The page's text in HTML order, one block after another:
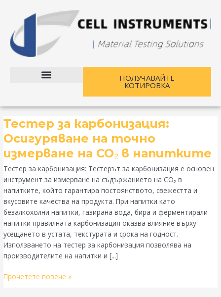
съдържанието
ПОЛУЧАВАЙТЕ
КОТИРОВКА
Тестер за карбонизация:
Осигуряване на точно
измерване на CO₂ в напитките
Тестер за карбонизация: Тестерът за карбонизация е основен
инструмент за измерване на съдържанието на CO₂ в
напитките, който гарантира постоянството, свежестта и
вкусовите качества на продукта. При напитки като
безалкохолни напитки, газирана вода, бира и ферментирали
напитки правилната карбонизация оказва влияние върху
усещането в устата, текстурата и срока на годност.
Използването на тестер за карбонизация позволява на
производителите на напитки и [...]
Тестер
за
карбонизация:
Осигуряване
на
точно
измерване
CO₂
напитките
Прочетете повече »